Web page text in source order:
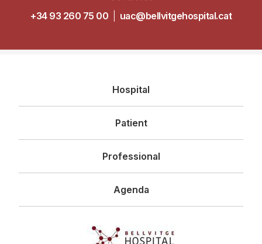
+34 93 260 75 00
uac@bellvitgehospital.cat
principal
Hospital
Patient
Professional
Agenda